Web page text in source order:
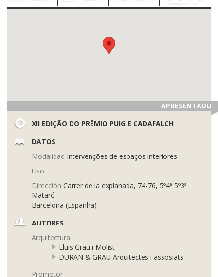
APRESENTADO
XII EDIÇÃO DO PRÊMIO PUIG E CADAFALCH
DATOS
Modalidad Intervenções de espaços interiores
Uso
Dirección Carrer de la explanada, 74-76, 5º4ª 5º3ª
Mataró
Barcelona (Espanha)
AUTORES
Arquitectura
Lluis Grau i Molist
DURAN & GRAU Arquitectes i assosiats
Promotor